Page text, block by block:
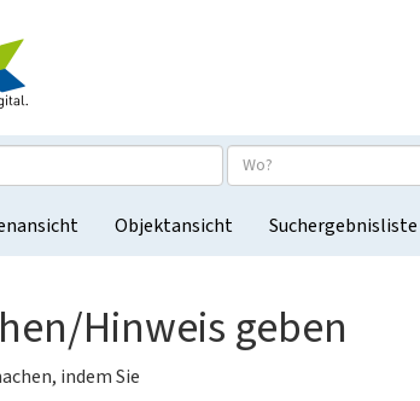
Objektansicht Suchergebnisliste
Hinweis geben
indem Sie